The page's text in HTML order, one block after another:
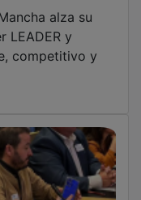
LEADER y
competitivo y